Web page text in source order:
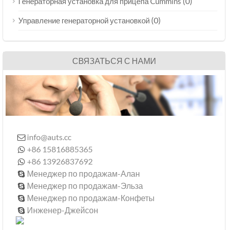
Управление генераторной установкой (0)
СВЯЗАТЬСЯ С НАМИ
 info@auts.cc
 +86 15816885365
 +86 13926837692
 Менеджер по продажам-Алан
 Менеджер по продажам-Эльза
 Менеджер по продажам-Конфеты
 Инженер-Джейсон